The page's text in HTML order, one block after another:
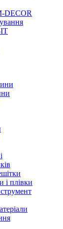
DECOR
і плівки